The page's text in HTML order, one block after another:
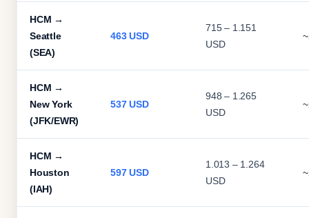
HCM →
Seattle
(SEA)
463 USD
715 – 1.151
USD
HCM →
New York
(JFK/EWR)
537 USD
948 – 1.265
USD
HCM →
Houston
(IAH)
597 USD
1.013 – 1.264
USD